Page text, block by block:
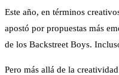
Este año, en términos
apostó por propuestas más
de los Backstreet Boys.
Pero más allá de la